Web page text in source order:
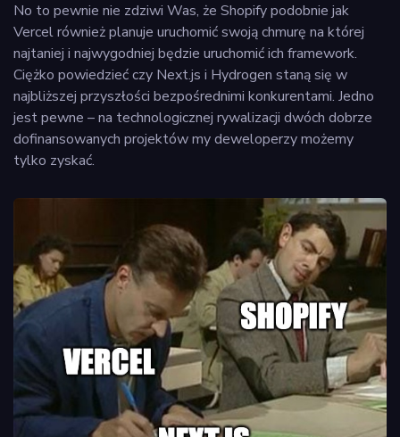
No to pewnie nie zdziwi Was, że Shopify podobnie jak
Vercel również planuje uruchomić swoją chmurę na której
najtaniej i najwygodniej będzie uruchomić ich framework.
Ciężko powiedzieć czy Next.js i Hydrogen staną się w
najbliższej przyszłości bezpośrednimi konkurentami. Jedno
jest pewne – na technologicznej rywalizacji dwóch dobrze
dofinansowanych projektów my deweloperzy możemy
tylko zyskać.